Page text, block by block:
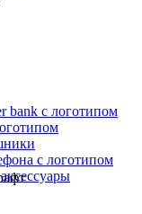
bank с логотипом
с логотипом